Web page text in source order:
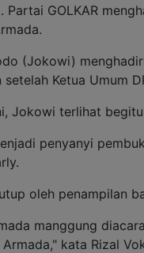
Partai GOLKAR
(Jokowi)
Ketua Umum
Jokowi terlihat
penyanyi
oleh penampilan
manggung
kata Rizal